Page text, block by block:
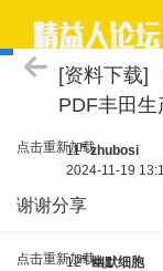
丰田套路 KATA
[资料下载]
PDF丰田
点击重新加载
11# zhubosi
2024-11-19
谢谢分享
点击重新加载
12# 幽默细胞